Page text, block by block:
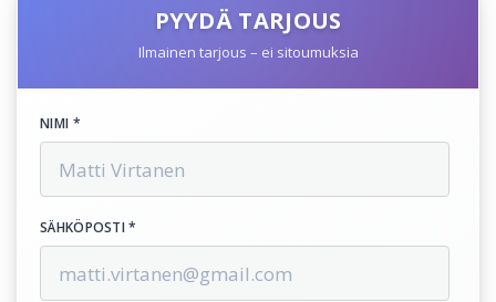
PYYDÄ TARJOUS
Ilmainen tarjous – ei sitoumuksia
NIMI *
SÄHKÖPOSTI *